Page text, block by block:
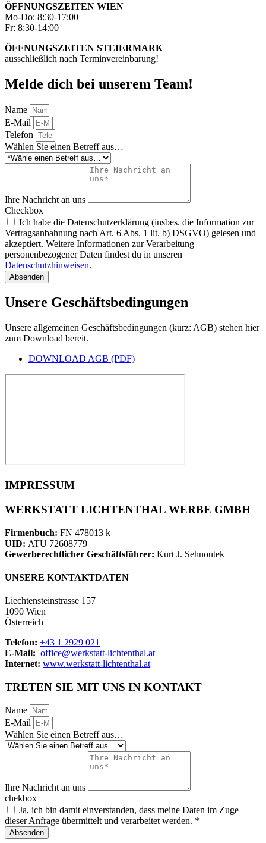
ÖFFNUNGSZEITEN WIEN
Mo-Do: 8:30-17:00
Fr: 8:30-14:00
ÖFFNUNGSZEITEN STEIERMARK
ausschließlich nach Terminvereinbarung!
Melde dich bei unserem Team!
Name
E-Mail
Telefon
Wählen Sie einen Betreff aus…
Ihre Nachricht an uns
Checkbox
Ich habe die Datenschutzerklärung (insbes. die Information zur
Vertragsanbahnung nach Art. 6 Abs. 1 lit. b) DSGVO) gelesen und
akzeptiert. Weitere Informationen zur Verarbeitung
personenbezogener Daten findest du in unseren
Datenschutzhinweisen.
Absenden
Unsere Geschäftsbedingungen
Unsere allgemeinen Geschäftsbedingungen (kurz: AGB) stehen hier
zum Download bereit.
DOWNLOAD AGB (PDF)
IMPRESSUM
WERKSTATT LICHTENTHAL WERBE GMBH
Firmenbuch: FN 478013 k
UID: ATU 72608779
Gewerberechtlicher Geschäftsführer: Kurt J. Sehnoutek
UNSERE KONTAKTDATEN
Liechtensteinstrasse 157
1090 Wien
Österreich
Telefon: +43 1 2929 021
E-Mail: office@werkstatt-lichtenthal.at
Internet: www.werkstatt-lichtenthal.at
TRETEN SIE MIT UNS IN KONTAKT
Name
E-Mail
Wählen Sie einen Betreff aus…
Ihre Nachricht an uns
chekbox
Ja, ich bin damit einverstanden, dass meine Daten im Zuge
dieser Anfrage übermittelt und verarbeitet werden. *
Absenden